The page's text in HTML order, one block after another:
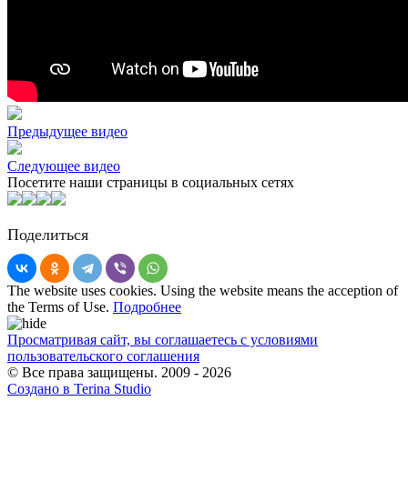
Предыдущее видео
Следующее видео
Посетите наши страницы в социальных сетях
Поделиться
The website uses cookies. Using the website means the acception of
the Terms of Use. Подробнее
Просматривая сайт, вы соглашаетесь с условиями
пользовательского соглашения
© Все права защищены. 2009 - 2026
Создано в Terina Studio